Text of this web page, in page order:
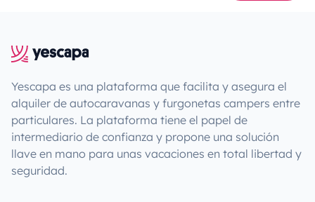
Yescapa es una plataforma que facilita y asegura el
alquiler de autocaravanas y furgonetas campers entre
particulares. La plataforma tiene el papel de
intermediario de confianza y propone una solución
llave en mano para unas vacaciones en total libertad y
seguridad.